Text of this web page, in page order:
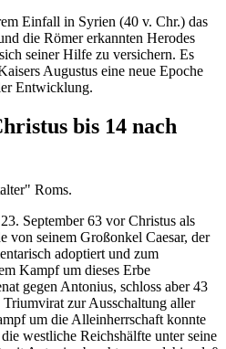
Einfall in Syrien (40 v. Chr.) das
die Römer erkannten Herodes
seiner Hilfe zu versichern. Es
Augustus eine neue Epoche
Entwicklung.
bis 14 nach
Roms.
23. September 63 vor Christus als
von seinem Großonkel Caesar, der
adoptiert und zum
Kampf um dieses Erbe
gegen Antonius, schloss aber43
zur Ausschaltung aller
um die Alleinherrschaft konnte
westliche Reichshälfte unter seine